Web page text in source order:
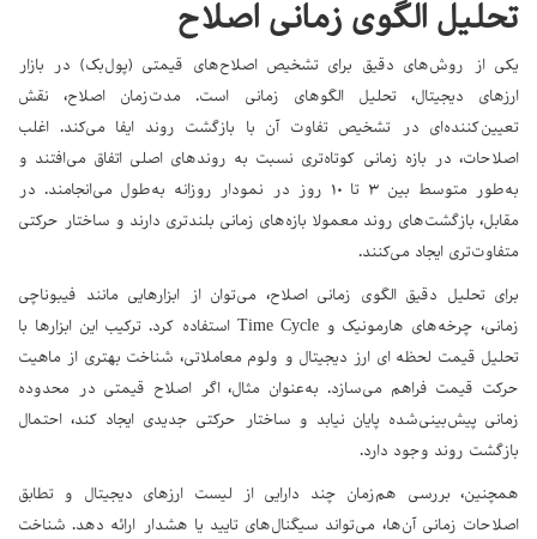
تحلیل الگوی زمانی اصلاح
یکی از روش‌های دقیق برای تشخیص اصلاح‌های قیمتی (پول‌بک) در بازار
ارزهای دیجیتال، تحلیل الگوهای زمانی است. مدت‌زمان اصلاح، نقش
تعیین‌کننده‌ای در تشخیص تفاوت آن با بازگشت روند ایفا می‌کند. اغلب
اصلاحات، در بازه زمانی کوتاه‌تری نسبت به روندهای اصلی اتفاق می‌افتند و
به‌طور متوسط بین ۳ تا ۱۰ روز در نمودار روزانه به‌طول می‌انجامند. در
مقابل، بازگشت‌های روند معمولا بازه‌های زمانی بلندتری دارند و ساختار حرکتی
متفاوت‌تری ایجاد می‌کنند.
برای تحلیل دقیق الگوی زمانی اصلاح، می‌توان از ابزارهایی مانند فیبوناچی
زمانی، چرخه‌های هارمونیک و Time Cycle استفاده کرد. ترکیب این ابزارها با
تحلیل قیمت لحظه ای ارز دیجیتال و ولوم معاملاتی، شناخت بهتری از ماهیت
حرکت قیمت فراهم می‌سازد. به‌عنوان مثال، اگر اصلاح قیمتی در محدوده
زمانی پیش‌بینی‌شده پایان نیابد و ساختار حرکتی جدیدی ایجاد کند، احتمال
بازگشت روند وجود دارد.
همچنین، بررسی هم‌زمان چند دارایی از لیست ارزهای دیجیتال و تطابق
اصلاحات زمانی آن‌ها، می‌تواند سیگنال‌های تایید یا هشدار ارائه دهد. شناخت